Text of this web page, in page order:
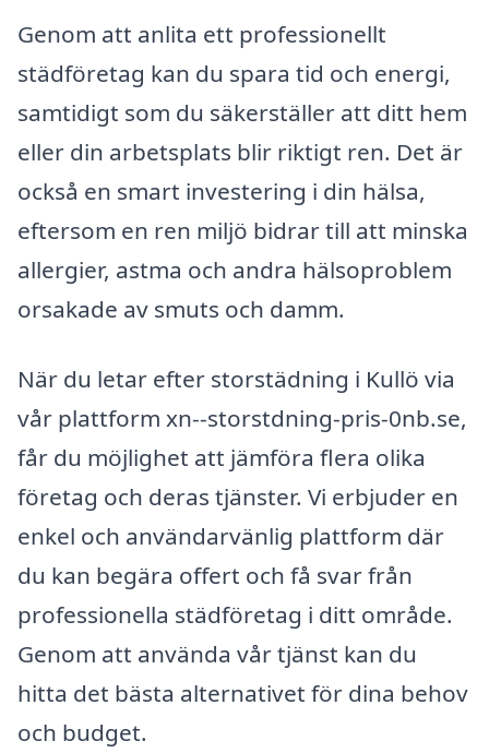
Genom att anlita ett professionellt
städföretag kan du spara tid och energi,
samtidigt som du säkerställer att ditt hem
eller din arbetsplats blir riktigt ren. Det är
också en smart investering i din hälsa,
eftersom en ren miljö bidrar till att minska
allergier, astma och andra hälsoproblem
orsakade av smuts och damm.
När du letar efter storstädning i Kullö via
vår plattform xn--storstdning-pris-0nb.se,
får du möjlighet att jämföra flera olika
företag och deras tjänster. Vi erbjuder en
enkel och användarvänlig plattform där
du kan begära offert och få svar från
professionella städföretag i ditt område.
Genom att använda vår tjänst kan du
hitta det bästa alternativet för dina behov
och budget.